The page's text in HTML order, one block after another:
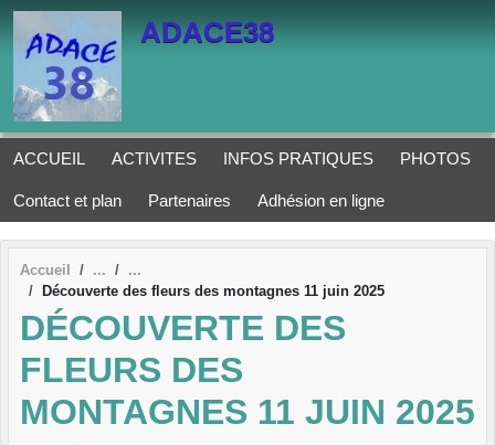
ADACE38
ACCUEIL ACTIVITES INFOS PRATIQUES PHOTOS
Contact et plan Partenaires Adhésion en ligne
Accueil
Découverte des fleurs des montagnes 11 juin 2025
DÉCOUVERTE DES
FLEURS DES
MONTAGNES 11 JUIN 2025
Panneau de gestion des cookies